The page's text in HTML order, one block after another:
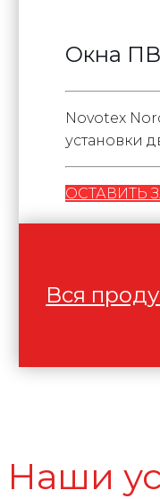
Окна
Novotex
установки
ОСТАВИТЬ
Вся
Наши